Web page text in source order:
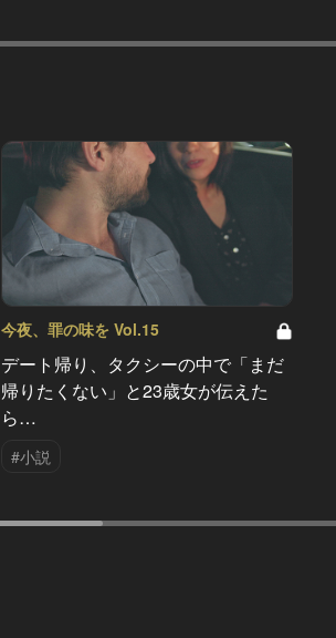
今夜、罪の味を Vol.15
デート帰り、タクシーの中で「まだ
帰りたくない」と23歳女が伝えた
ら…
#小説